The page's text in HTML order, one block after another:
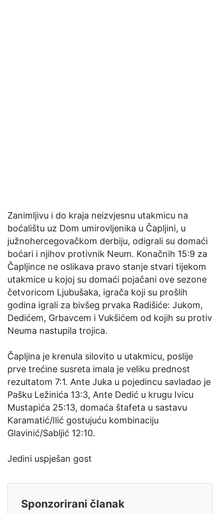
Zanimljivu i do kraja neizvjesnu utakmicu na
boćalištu uz Dom umirovljenika u Čapljini, u
južnohercegovačkom derbiju, odigrali su domaći
boćari i njihov protivnik Neum. Konačnih 15:9 za
Čapljince ne oslikava pravo stanje stvari tijekom
utakmice u kojoj su domaći pojačani ove sezone
četvoricom Ljubušaka, igrača koji su prošlih
godina igrali za bivšeg prvaka Radišiće: Jukom,
Dedićem, Grbavcem i Vukšićem od kojih su protiv
Neuma nastupila trojica.
Čapljina je krenula silovito u utakmicu, poslije
prve trećine susreta imala je veliku prednost
rezultatom 7:1. Ante Juka u pojedincu savladao je
Pašku Ležinića 13:3, Ante Dedić u krugu Ivicu
Mustapića 25:13, domaća štafeta u sastavu
Karamatić/Ilić gostujuću kombinaciju
Glavinić/Sabljić 12:10.
Jedini uspješan gost
Sponzorirani članak